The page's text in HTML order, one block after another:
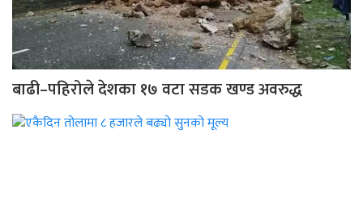
बाढी–पहिरोले देशका १७ वटा सडक खण्ड अवरुद्ध